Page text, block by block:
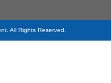
All Rights Reserved.